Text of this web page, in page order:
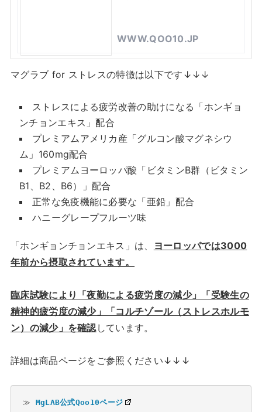
WWW.QOO10.JP
マグラブ for ストレスの特徴は以下です↓↓↓
ストレスによる疲労改善の助けになる「ホンギョ
ンチョンエキス」配合
プレミアムアメリカ産「グルコン酸マグネシウ
ム」160mg配合
プレミアムヨーロッパ酸「ビタミンB群（ビタミン
B1、B2、B6）」配合
正常な免疫機能に必要な「亜鉛」配合
ハニーグレープフルーツ味
「ホンギョンチョンエキス」は、
ヨーロッパでは3000
年前から摂取されています。
臨床試験により「夜勤による疲労度の減少」「受験生の
精神的疲労度の減少」「コルチゾール（ストレスホルモ
ン）の減少」を確認しています。
詳細は商品ページをご参照ください↓↓↓
≫ MgLAB公式Qoo10ページ